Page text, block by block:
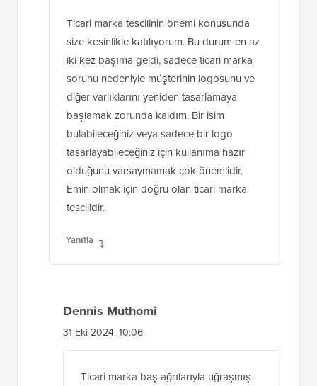
Ticari marka tescilinin önemi konusunda
size kesinlikle katılıyorum. Bu durum en az
iki kez başıma geldi, sadece ticari marka
sorunu nedeniyle müşterinin logosunu ve
diğer varlıklarını yeniden tasarlamaya
başlamak zorunda kaldım. Bir isim
bulabileceğiniz veya sadece bir logo
tasarlayabileceğiniz için kullanıma hazır
olduğunu varsaymamak çok önemlidir.
Emin olmak için doğru olan ticari marka
tescilidir.
Yanıtla
Dennis Muthomi
31 Eki 2024, 10:06
Ticari marka baş ağrılarıyla uğraşmış